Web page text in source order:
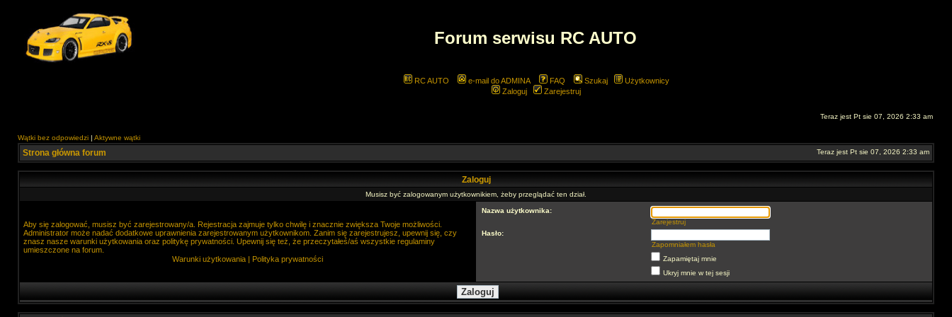
Forum serwisu RC AUTO
RC AUTO e-mail do ADMINA FAQ Szukaj
Użytkownicy
Zaloguj
Zarejestruj
Teraz jest Pt sie 07, 2026 2:33 am
Wątki bez odpowiedzi | Aktywne wątki
Strona główna forum Teraz jest Pt sie 07, 2026 2:33 am
Zaloguj
Musisz być zalogowanym użytkownikiem, żeby przeglądać ten dział.
Aby się zalogować, musisz być zarejestrowany/a. Rejestracja zajmuje tylko chwilę i znacznie zwiększa Twoje możliwości.
Administrator może nadać dodatkowe uprawnienia zarejestrowanym użytkownikom. Zanim się zarejestrujesz, upewnij się, czy
znasz nasze warunki użytkowania oraz politykę prywatności. Upewnij się też, że przeczytałeś/aś wszystkie regulaminy
umieszczone na forum.
Warunki użytkowania | Polityka prywatności
Nazwa użytkownika:
Zarejestruj
Hasło:
Zapomniałem hasła
Zapamiętaj mnie
Ukryj mnie w tej sesji